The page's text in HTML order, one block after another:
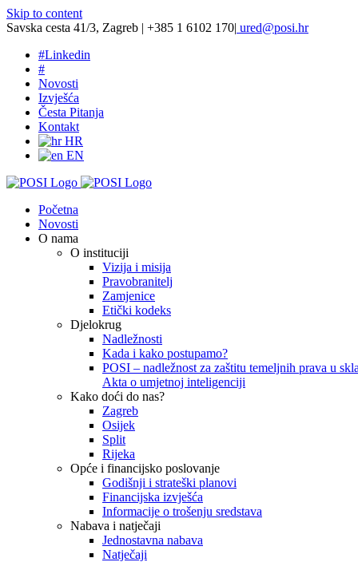
Skip to content
Savska cesta 41/3, Zagreb | +385 1 6102 170| ured@posi.hr
#Linkedin
#
Novosti
Izvješća
Česta Pitanja
Kontakt
HR
EN
Početna
Novosti
O nama
O instituciji
Vizija i misija
Pravobranitelj
Zamjenice
Etički kodeks
Djelokrug
Nadležnosti
Kada i kako postupamo?
POSI – nadležnost za zaštitu temeljnih prava u
Akta o umjetnoj inteligenciji
Kako doći do nas?
Zagreb
Osijek
Split
Rijeka
Opće i financijsko poslovanje
Godišnji i strateški planovi
Financijska izvješća
Informacije o trošenju sredstava
Nabava i natječaji
Jednostavna nabava
Natječaji